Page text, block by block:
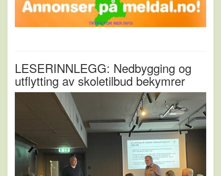
LESERINNLEGG: Nedbygging og
utflytting av skoletilbud bekymrer